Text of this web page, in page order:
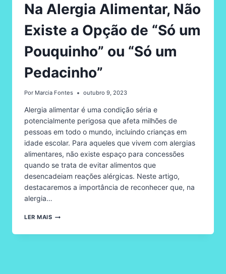
Na Alergia Alimentar, Não
Existe a Opção de “Só um
Pouquinho” ou “Só um
Pedacinho”
Por Marcia Fontes outubro 9, 2023
Alergia alimentar é uma condição séria e
potencialmente perigosa que afeta milhões de
pessoas em todo o mundo, incluindo crianças em
idade escolar. Para aqueles que vivem com alergias
alimentares, não existe espaço para concessões
quando se trata de evitar alimentos que
desencadeiam reações alérgicas. Neste artigo,
destacaremos a importância de reconhecer que, na
alergia…
LER MAISNA